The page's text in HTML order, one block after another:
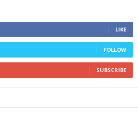
LIKE
FOLLOW
SUBSCRIBE